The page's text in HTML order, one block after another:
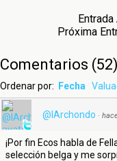
Próxima
Comentarios (52)
Ordenar por: Fecha
@IArchondo ·
¡Por fin Ecos habla de
selección belga y me